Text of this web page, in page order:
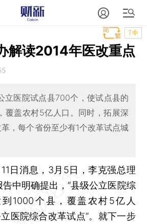
T中
解读2014年医改重点
立医院试点县700个，使试点县的
覆盖农村5亿人口。同时，拓展深
，每个省份至少有1个改革试点城
消息，3月5日，李克强总理
中明确提出，“县级公立医院综
1000个县，覆盖农村5亿人
医院综合改革试点”。就下一步